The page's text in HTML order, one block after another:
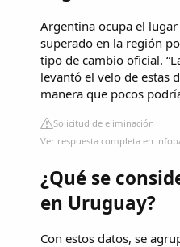
Argentina ocupa el
superado en la región
tipo de cambio oficial.
levantó el velo de estas
manera que pocos
Solicitud de eliminación
Ver respuesta completa en
¿Qué se
en Uruguay?
Con estos datos, se